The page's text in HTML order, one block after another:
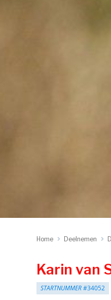
Home Deelnemen
Karin van
STARTNUMMER#34052